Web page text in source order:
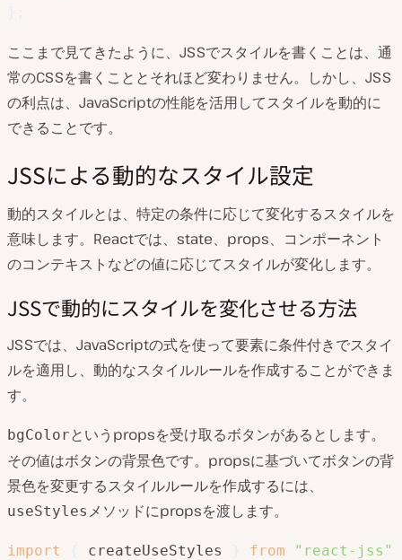
ここまで見てきたように、JSSでスタイルを書くことは、通
常のCSSを書くこととそれほど変わりません。しかし、JSS
の利点は、JavaScriptの性能を活用してスタイルを動的に
できることです。
JSSによる動的なスタイル設定
動的スタイルとは、特定の条件に応じて変化するスタイルを
意味します。Reactでは、state、props、コンポーネント
のコンテキストなどの値に応じてスタイルが変化します。
JSSで動的にスタイルを変化させる方法
JSSでは、JavaScriptの式を使って要素に条件付きでスタイ
ルを適用し、動的なスタイルルールを作成することができま
す。
bgColorというpropsを受け取るボタンがあるとします。
その値はボタンの背景色です。propsに基づいてボタンの背
景色を変更するスタイルルールを作成するには、
useStyles メソッドにpropsを渡します。
import createUseStyles from "react-jss"